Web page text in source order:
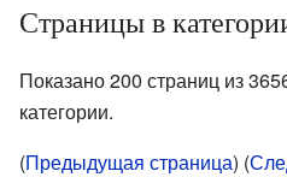
Страницы в
Показано 200 страниц из
категории.
(Предыдущая страница) (